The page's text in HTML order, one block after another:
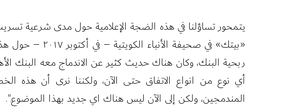
يتمحور تساؤلنا في هذه الضجة الإعلامية حول مدى شرعية
«بيتك» في
ربحية البنك، وكان هناك حديث كثير عن الاندماج معه البنك
أي نوع من انواع الاتفاق حتى الآن، ولكننا نرى أن هذه
المندمجين، ولكن إلى الآن ليس هناك اي جديد بهذا الموضوع.".